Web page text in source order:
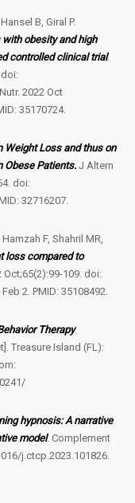
B, Giral P.
obesity and high
controlled clinical trial.
2022 Oct
35170724.
Weight Loss and thus on
Obese Patients. J Altern
doi:
32716207.
F, Shahril MR,
loss compared to
109. doi:
2. PMID: 35108492.
Therapy.
Treasure Island (FL):
hypnosis: A narrative
model. Complement
j.ctcp.2023.101826.